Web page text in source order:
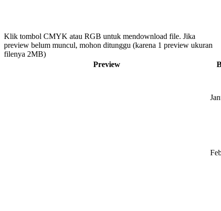
Klik tombol CMYK atau RGB untuk mendownload file. Jika
preview belum muncul, mohon ditunggu (karena 1 preview ukuran
filenya 2MB)
Preview